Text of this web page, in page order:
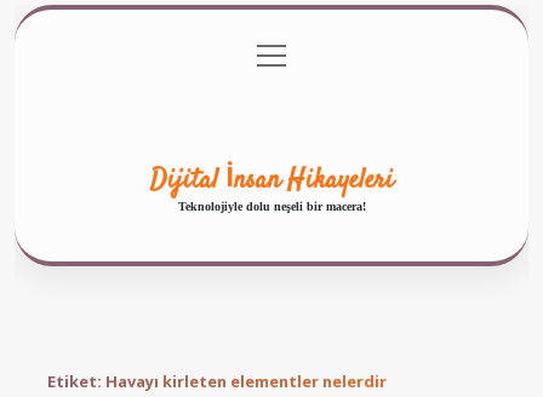
Gizlilik Politikası
menüyü
aç
Dijital İnsan Hikayeleri
Teknolojiyle dolu neşeli bir macera!
Etiket: Havayı kirleten elementler nelerdir